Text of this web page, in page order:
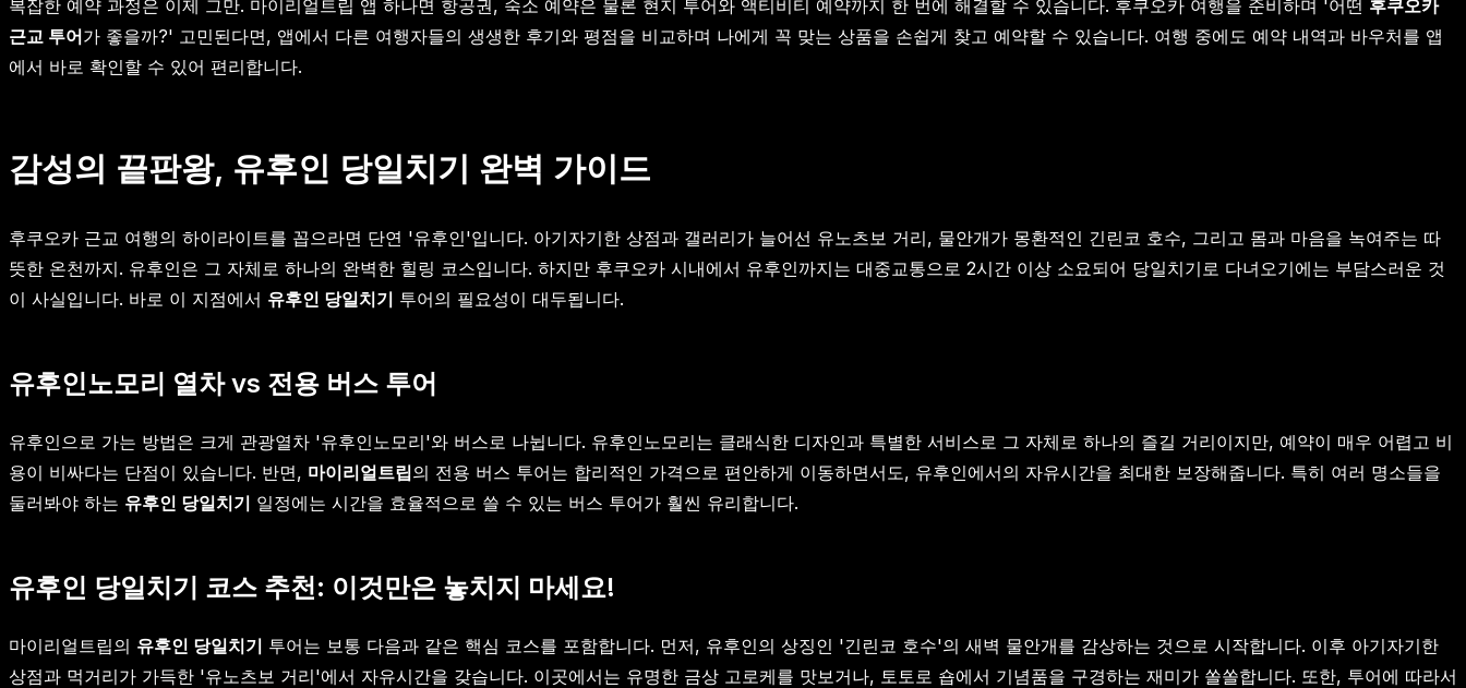
복잡한 예약 과정은 이제 그만. 마이리얼트립 앱 하나면 항공권, 숙소 예약은 물론 현지 투어와 액티비티 예약까지 한 번에 해결할 수 있습니다. 후쿠오카 여행을 준비하며 '어떤 후쿠오카
근교 투어가 좋을까?' 고민된다면, 앱에서 다른 여행자들의 생생한 후기와 평점을 비교하며 나에게 꼭 맞는 상품을 손쉽게 찾고 예약할 수 있습니다. 여행 중에도 예약 내역과 바우처를 앱
에서 바로 확인할 수 있어 편리합니다.
감성의 끝판왕, 유후인 당일치기 완벽 가이드
후쿠오카 근교 여행의 하이라이트를 꼽으라면 단연 '유후인'입니다. 아기자기한 상점과 갤러리가 늘어선 유노츠보 거리, 물안개가 몽환적인 긴린코 호수, 그리고 몸과 마음을 녹여주는 따
뜻한 온천까지. 유후인은 그 자체로 하나의 완벽한 힐링 코스입니다. 하지만 후쿠오카 시내에서 유후인까지는 대중교통으로 2시간 이상 소요되어 당일치기로 다녀오기에는 부담스러운 것
이 사실입니다. 바로 이 지점에서 유후인 당일치기 투어의 필요성이 대두됩니다.
유후인노모리 열차 vs 전용 버스 투어
유후인으로 가는 방법은 크게 관광열차 '유후인노모리'와 버스로 나뉩니다. 유후인노모리는 클래식한 디자인과 특별한 서비스로 그 자체로 하나의 즐길 거리이지만, 예약이 매우 어렵고 비
용이 비싸다는 단점이 있습니다. 반면, 마이리얼트립의 전용 버스 투어는 합리적인 가격으로 편안하게 이동하면서도, 유후인에서의 자유시간을 최대한 보장해줍니다. 특히 여러 명소들을
둘러봐야 하는 유후인 당일치기 일정에는 시간을 효율적으로 쓸 수 있는 버스 투어가 훨씬 유리합니다.
유후인 당일치기 코스 추천: 이것만은 놓치지 마세요!
마이리얼트립의 유후인 당일치기 투어는 보통 다음과 같은 핵심 코스를 포함합니다. 먼저, 유후인의 상징인 '긴린코 호수'의 새벽 물안개를 감상하는 것으로 시작합니다. 이후 아기자기한
상점과 먹거리가 가득한 '유노츠보 거리'에서 자유시간을 갖습니다. 이곳에서는 유명한 금상 고로케를 맛보거나, 토토로 숍에서 기념품을 구경하는 재미가 쏠쏠합니다. 또한, 투어에 따라서